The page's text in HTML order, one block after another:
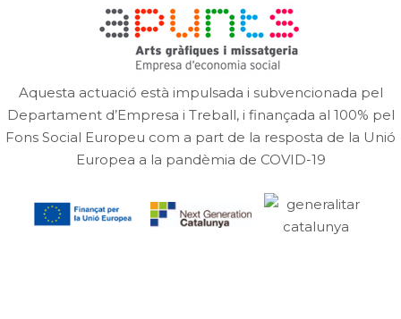
Aquesta actuació està impulsada i subvencionada pel
Departament d’Empresa i Treball, i finançada al 100% pel
Fons Social Europeu com a part de la resposta de la Unió
Europea a la pandèmia de COVID-19